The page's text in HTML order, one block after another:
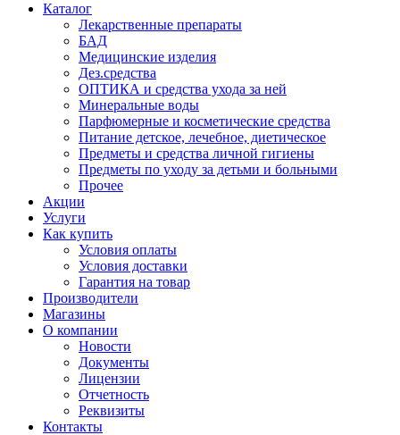
Каталог
Лекарственные препараты
БАД
Медицинские изделия
Дез.средства
ОПТИКА и средства ухода за ней
Минеральные воды
Парфюмерные и косметические средства
Питание детское, лечебное, диетическое
Предметы и средства личной гигиены
Предметы по уходу за детьми и больными
Прочее
Акции
Услуги
Как купить
Условия оплаты
Условия доставки
Гарантия на товар
Производители
Магазины
О компании
Новости
Документы
Лицензии
Отчетность
Реквизиты
Контакты